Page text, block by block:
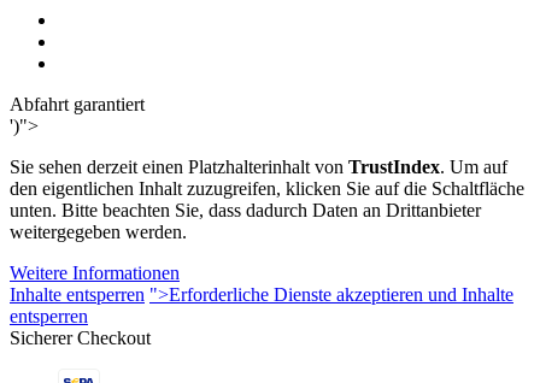
Abfahrt garantiert
')">
Sie sehen derzeit einen Platzhalterinhalt von TrustIndex. Um auf
den eigentlichen Inhalt zuzugreifen, klicken Sie auf die Schaltfläche
unten. Bitte beachten Sie, dass dadurch Daten an Drittanbieter
weitergegeben werden.
Weitere Informationen
Inhalte entsperren ">Erforderliche Dienste akzeptieren und Inhalte
entsperren
Sicherer Checkout